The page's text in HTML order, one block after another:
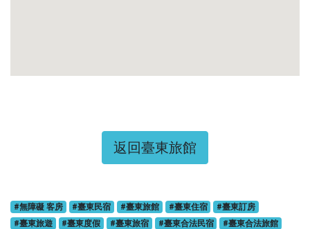
返回臺東旅館
#無障礙 客房 #臺東民宿 #臺東旅館 #臺東住宿
#臺東訂房
#臺東旅遊
#臺東度假 #臺東旅宿 #臺東合法民宿
#臺東合法旅館